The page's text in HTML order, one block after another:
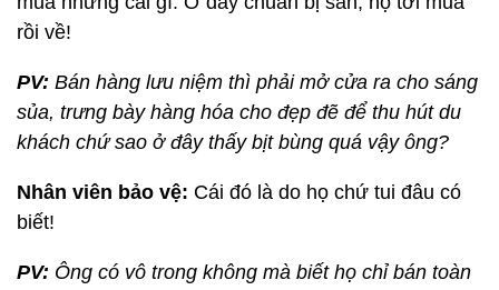
rồi về!
PV: Bán hàng lưu niệm thì phải mở cửa ra cho sáng
sủa, trưng bày hàng hóa cho đẹp đẽ để thu hút du
khách chứ sao ở đây thấy bịt bùng quá vậy ông?
Nhân viên bảo vệ: Cái đó là do họ chứ tui đâu có
biết!
PV: Ông có vô trong không mà biết họ chỉ bán toàn